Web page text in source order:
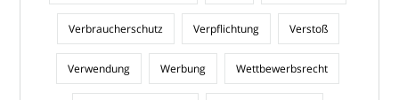
Verbraucherschutz Verpflichtung Verstoß
Verwendung Werbung Wettbewerbsrecht